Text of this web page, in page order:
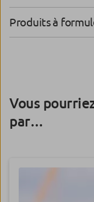
Produits à
Vous
par…